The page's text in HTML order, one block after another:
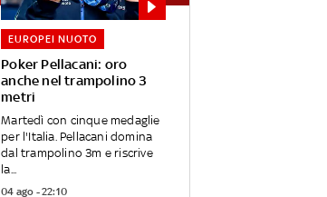
Poker Pellacani: oro
anche nel trampolino 3
metri
EUROPEI NUOTO
Martedì con cinque medaglie
per l'Italia. Pellacani domina
dal trampolino 3m e riscrive
la...
04 ago - 22:10